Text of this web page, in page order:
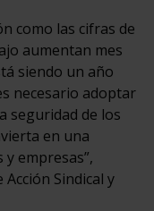
como las cifras de
aumentan mes
siendo un año
necesario adoptar
seguridad de los
en una
empresas”,
Sindical y